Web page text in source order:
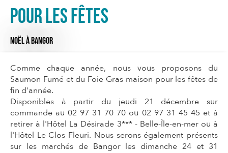
Pour les fêtes
NOËLÀ BANGOR
Comme chaque année, nous vous proposons du
Saumon Fumé et du Foie Gras maison pour les fêtes de
fin d'année.
Disponibles à partir du jeudi 21 décembre sur
commande au 02 97 31 70 70 ou 02 97 31 45 45 et à
retirer à l'Hôtel La Désirade 3*** - Belle-Île-en-mer ou à
l'Hôtel Le Clos Fleuri. Nous serons également présents
sur les marchés de Bangor les dimanche 24 et 31